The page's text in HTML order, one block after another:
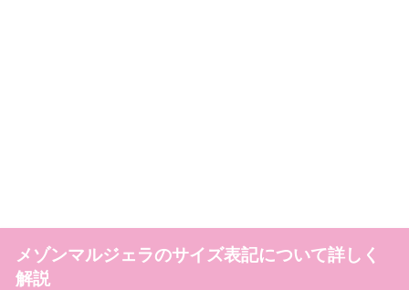
メゾンマルジェラのサイズ表記について詳しく
解説